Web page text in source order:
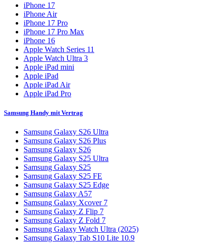
iPhone 17
iPhone Air
iPhone 17 Pro
iPhone 17 Pro Max
iPhone 16
Apple Watch Series 11
Apple Watch Ultra 3
Apple iPad mini
Apple iPad
Apple iPad Air
Apple iPad Pro
Samsung Handy mit Vertrag
Samsung Galaxy S26 Ultra
Samsung Galaxy S26 Plus
Samsung Galaxy S26
Samsung Galaxy S25 Ultra
Samsung Galaxy S25
Samsung Galaxy S25 FE
Samsung Galaxy S25 Edge
Samsung Galaxy A57
Samsung Galaxy Xcover 7
Samsung Galaxy Z Flip 7
Samsung Galaxy Z Fold 7
Samsung Galaxy Watch Ultra (2025)
Samsung Galaxy Tab S10 Lite 10.9